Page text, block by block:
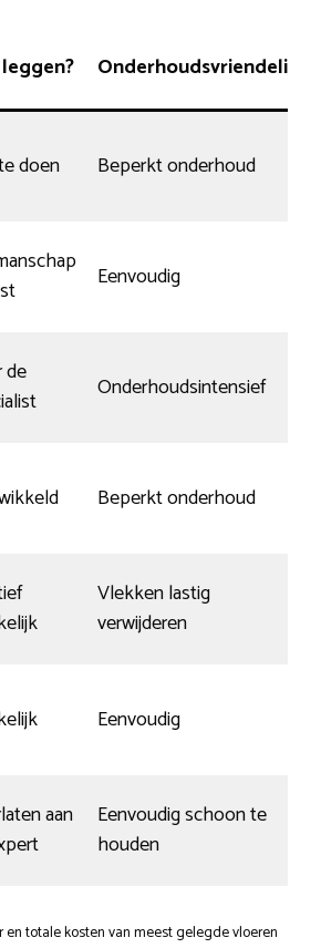
Onderhoudsvriendelijk
doen Beperkt onderhoud
Eenvoudig
de
Onderhoudsintensief
Beperkt onderhoud
Vlekken lastig
verwijderen
Eenvoudig
aan
Eenvoudig schoon te
houden
en totale kosten van meest gelegde vloeren